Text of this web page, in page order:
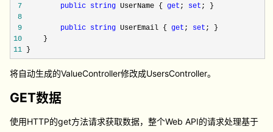
7
public string UserName {get ; set ; }
8
9
public string UserEmail {get ; set ; }
10 }
11 }
将自动生成的ValueController修改成UsersController。
GET数据
使用HTTP的get方法请求获取数据，整个Web API的请求处理基于